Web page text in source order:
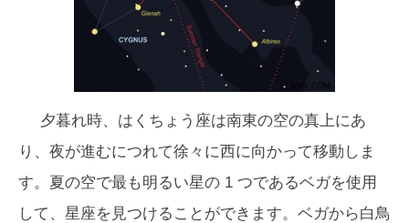
夕暮れ時、はくちょう座は南東の空の真上にあ
り、夜が進むにつれて徐々に西に向かって移動しま
す。夏の空で最も明るい星の 1 つであるベガを使用
して、星座を見つけることができます。ベガから白鳥